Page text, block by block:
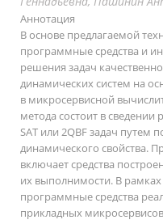
Аннотация
В основе предлагаемой
программные средства и
решения задач
динамических систем на
в микросервисной
метода состоит в
SAT или 2QBF задач путем
динамического свойства.
включает средства
их выполнимости. В
программные средства
прикладных